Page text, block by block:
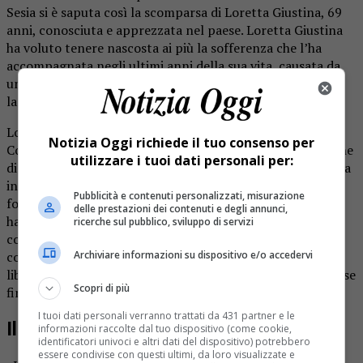
Sesia si è saputa così la scomparsa di Loretta Giustina, 69
anni, conosciuta e apprezzata nel paese. Loretta Giustina
ha voluto tenere nascosta ai più la sofferenza che l’ha
accompagnata negli ultimi anni della sua vita, causata da
una grave malattia che, dopo una lunga lotta, non le ha
lasciato scampo.
Loretta era una persona allegra, determinata, vulcanica.
Così la ricorda chi la conosceva. Non voleva la compassione
di nessuno e perciò le epigrafi che annunciano che è volata
in cielo sono state pubblicate dopo la celebrazione, in
forma strettamente privata, dei suoi funerali. I familiari
hanno voluto rispettare il riserbo della loro amata
congiunta e hanno informato tutti coloro che la
conoscevano con dei versi che parlano di speranza e di
libertà, e dimostrare il forte legame che li univa con la frase
finale “Vivrai in noi anche oltre l’infinito”.
Il ricordo di chi l’ha conosciuta
Notizia Oggi richiede il tuo consenso per
utilizzare i tuoi dati personali per:
Pubblicità e contenuti personalizzati, misurazione
delle prestazioni dei contenuti e degli annunci,
ricerche sul pubblico, sviluppo di servizi
Archiviare informazioni su dispositivo e/o accedervi
Scopri di più
I tuoi dati personali verranno trattati da 431 partner e le
informazioni raccolte dal tuo dispositivo (come cookie,
identificatori univoci e altri dati del dispositivo) potrebbero
essere condivise con questi ultimi, da loro visualizzate e